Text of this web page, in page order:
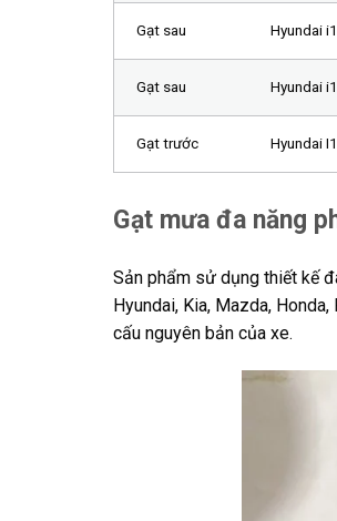
Gạt sau Hyundai
Gạt sau Hyundai
Gạt trước Hyundai
Gạt mưa đa năng
Sản phẩm sử dụng thiết kế
Hyundai, Kia, Mazda,
cấu nguyên bản của xe.